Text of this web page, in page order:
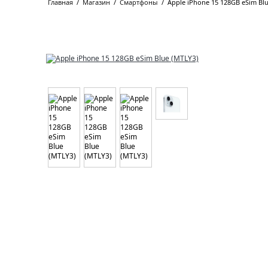
Главная / Магазин / Смартфоны / Apple iPhone 15 128GB eSim